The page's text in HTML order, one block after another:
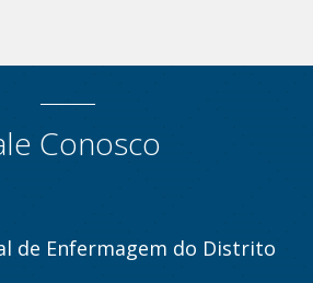
Conosco
de Enfermagem do Distrito